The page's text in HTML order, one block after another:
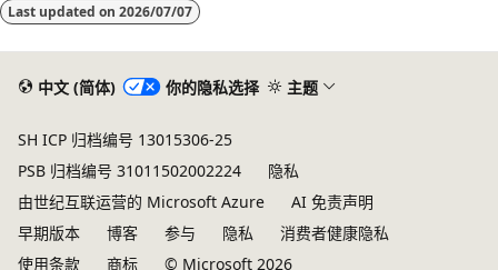
Last updated on 2026/07/07
中文 (简体) 你的隐私选择 主题
SH ICP 归档编号 13015306-25
PSB 归档编号 31011502002224
隐私
由世纪互联运营的 Microsoft Azure
AI 免责声明
早期版本
博客 参与 隐私
消费者健康隐私
使用条款
商标 © Microsoft 2026